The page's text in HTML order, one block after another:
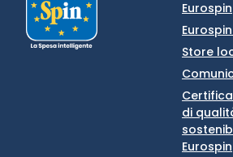
Eurospin
Store
di
Eurospin